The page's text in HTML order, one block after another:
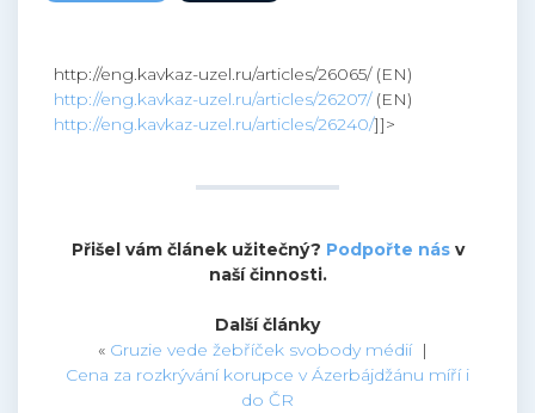
http://eng.kavkaz-uzel.ru/articles/26065/ (EN)
http://eng.kavkaz-uzel.ru/articles/26207/(EN)
http://eng.kavkaz-uzel.ru/articles/26240/]]>
Přišel vám článek užitečný? Podpořte násv
naší činnosti.
Další články
« Gruzie vede žebříček svobody médií|
Cena za rozkrývání korupce v Ázerbájdžánu míří i
do ČR